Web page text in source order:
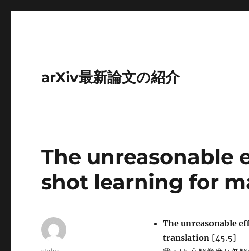
arXiv最新論文の紹介
The unreasonable
shot learning for
The unreasonable
translation [45.5]